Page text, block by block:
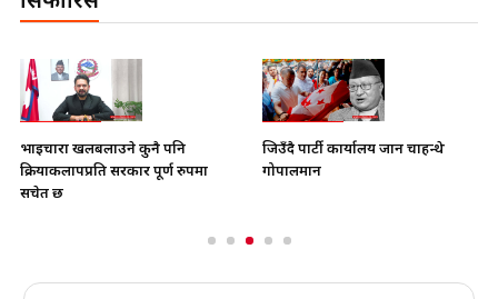
भाइचारा खलबलाउने कुनै पनि
क्रियाकलापप्रति सरकार पूर्ण रुपमा
सचेत छ
जिउँदै पार्टी कार्यालय जान चाहन्थे
गोपालमान